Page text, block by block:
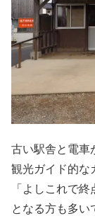
古い駅舎と電車
観光ガイド的な
「よしこれで終
となる方も多い